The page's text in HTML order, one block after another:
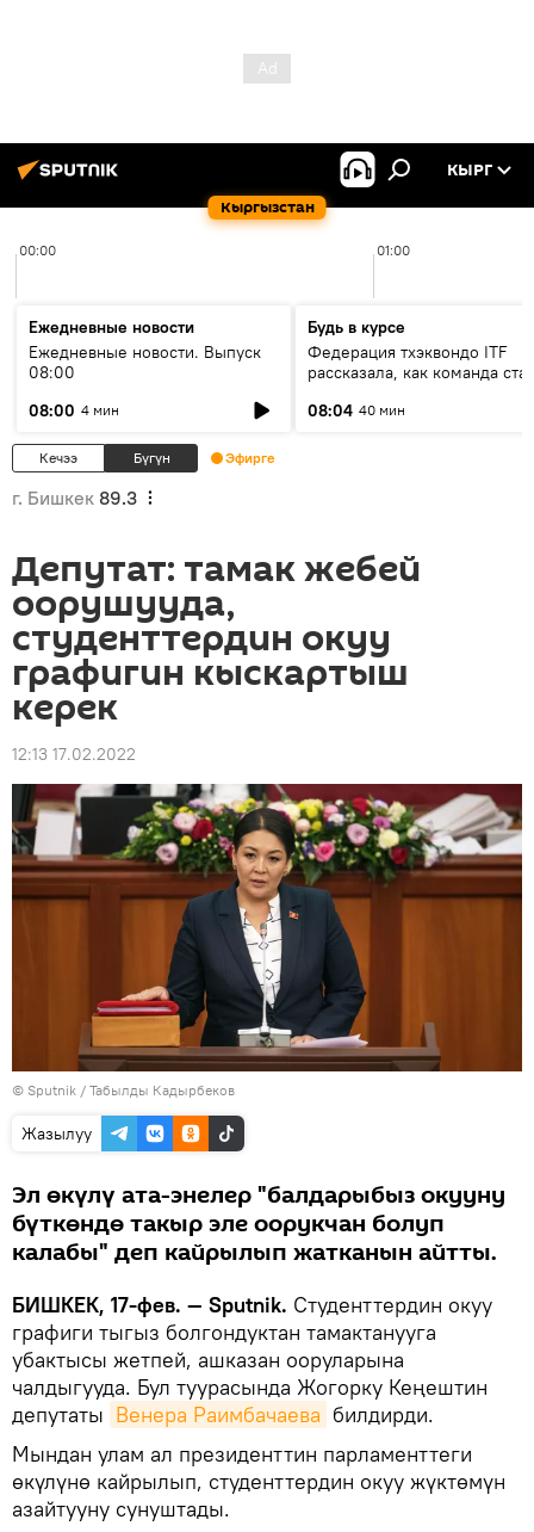
Кыргызстан
КЫРГ
00:00 01:00
Ежедневные новости
Ежедневные новости. Выпуск
08:00
08:00 4 мин
Будь в курсе
Федерация тхэквондо ITF
рассказала, как команда
08:04 40 мин
Кечээ Бүгүн Эфирге
г. Бишкек 89.3
Депутат: тамак жебей
оорушууда,
студенттердин окуу
графигин кыскартыш
керек
12:13 17.02.2022
© Sputnik / Табылды Кадырбеков
Жазылуу
Эл өкүлү ата-энелер "балдарыбыз окууну
бүткөндө такыр эле оорукчан болуп
калабы" деп кайрылып жатканын айтты.
БИШКЕК, 17-фев. — Sputnik. Студенттердин окуу
графиги тыгыз болгондуктан тамактанууга
убактысы жетпей, ашказан ооруларына
чалдыгууда. Бул туурасында Жогорку Кеңештин
депутаты Венера Раимбачаева билдирди.
Мындан улам ал президенттин парламенттеги
өкүлүнө кайрылып, студенттердин окуу жүктөмүн
азайтууну сунуштады.